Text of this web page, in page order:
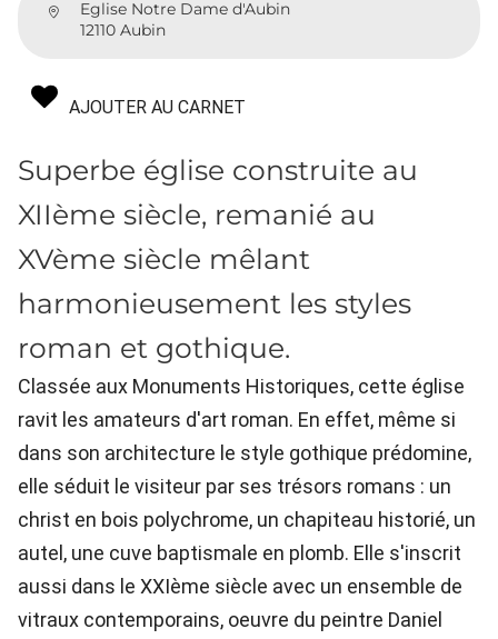
Eglise Notre Dame d'Aubin
12110 Aubin
AJOUTER AU CARNET
Superbe église construite au
XIIème siècle, remanié au
XVème siècle mêlant
harmonieusement les styles
roman et gothique.
Classée aux Monuments Historiques, cette église
ravit les amateurs d'art roman. En effet, même si
dans son architecture le style gothique prédomine,
elle séduit le visiteur par ses trésors romans : un
christ en bois polychrome, un chapiteau historié, un
autel, une cuve baptismale en plomb. Elle s'inscrit
aussi dans le XXIème siècle avec un ensemble de
vitraux contemporains, oeuvre du peintre Daniel